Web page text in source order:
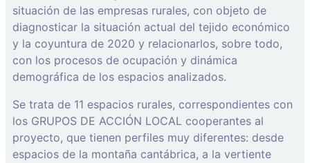
situación de las empresas rurales, con objeto de
diagnosticar la situación actual del tejido económico
y la coyuntura de 2020 y relacionarlos, sobre todo,
con los procesos de ocupación y dinámica
demográfica de los espacios analizados.
Se trata de 11 espacios rurales, correspondientes con
los GRUPOS DE ACCIÓN LOCAL cooperantes al
proyecto, que tienen perfiles muy diferentes: desde
espacios de la montaña cantábrica, a la vertiente